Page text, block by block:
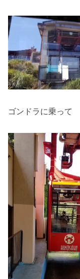
ゴンドラに乗って